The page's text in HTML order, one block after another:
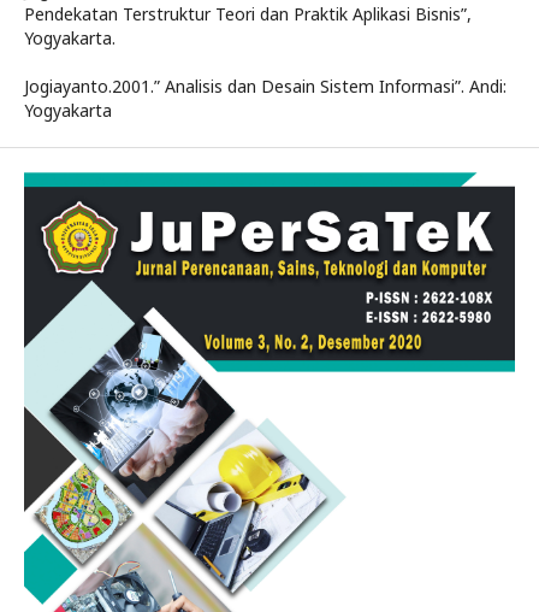
Pendekatan Terstruktur Teori dan Praktik Aplikasi Bisnis”,
Yogyakarta.
Jogiayanto.2001.” Analisis dan Desain Sistem Informasi”. Andi:
Yogyakarta